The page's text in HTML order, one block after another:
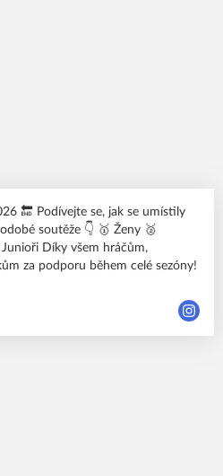
umístily
👇 🥇 Ženy 🥈
hráčům,
za podporu během celé sezóny!